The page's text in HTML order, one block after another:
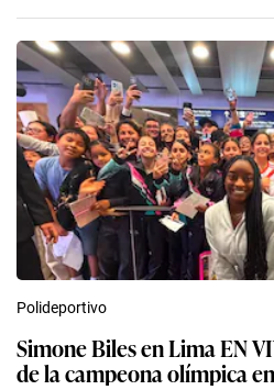
Polideportivo
Simone Biles en Lima EN
de la campeona olímpica